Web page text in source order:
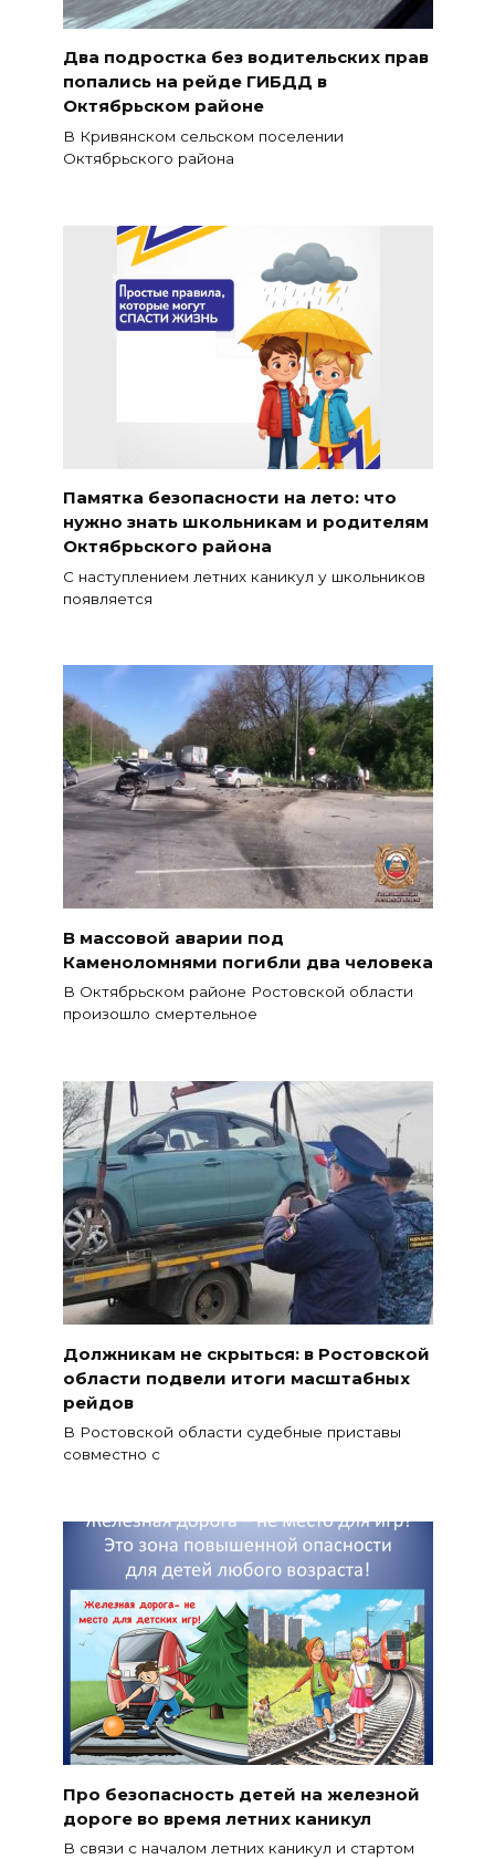
Два подростка без водительских прав
попались на рейде ГИБДД в
Октябрьском районе
В Кривянском сельском поселении
Октябрьского района
Памятка безопасности на лето: что
нужно знать школьникам и родителям
Октябрьского района
С наступлением летних каникул у школьников
появляется
В массовой аварии под
Каменоломнями погибли два человека
В Октябрьском районе Ростовской области
произошло смертельное
Должникам не скрыться: в Ростовской
области подвели итоги масштабных
рейдов
В Ростовской области судебные приставы
совместно с
Про безопасность детей на железной
дороге во время летних каникул
В связи с началом летних каникул и стартом